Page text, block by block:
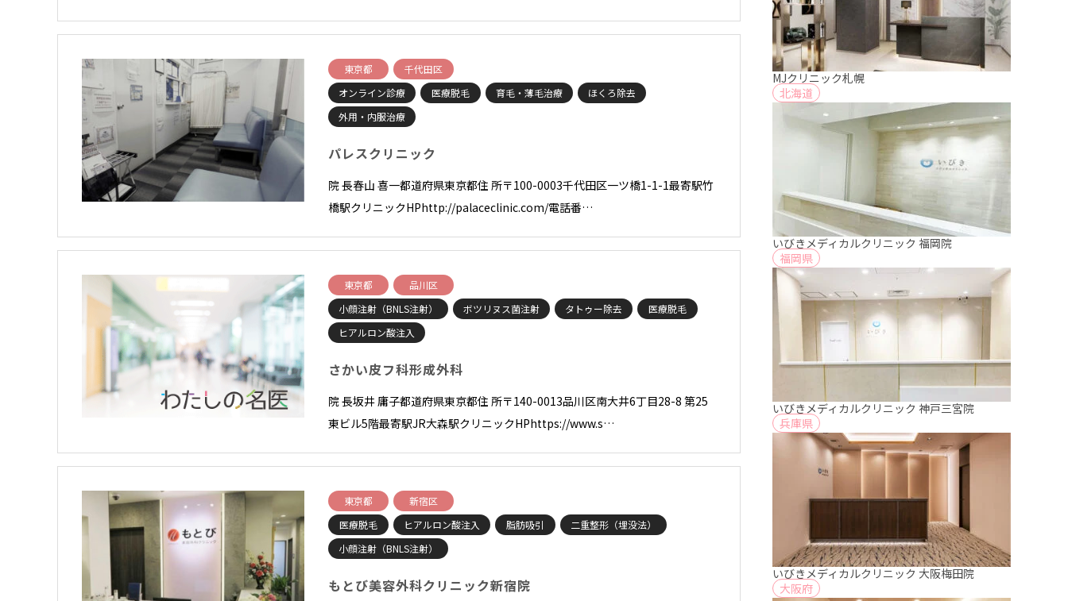
東京都
千代田区
オンライン診療
医療脱毛 育毛・薄毛治療
ほくろ除去
外用・内服治療
パレスクリニック
院 長春山 喜一都道府県東京都住 所〒100-0003千代田区一ツ橋1-1-1最寄駅竹
橋駅クリニックHPhttp://palaceclinic.com/電話番…
東京都
品川区
小顔注射（BNLS注射）
ボツリヌス菌注射 タトゥー除去
医療脱毛
ヒアルロン酸注入
さかい皮フ科形成外科
院 長坂井 庸子都道府県東京都住 所〒140-0013品川区南大井6丁目28-8 第25
東ビル5階最寄駅JR大森駅クリニックHPhttps://www.s…
東京都
新宿区
医療脱毛
ヒアルロン酸注入 脂肪吸引
二重整形（埋没法）
小顔注射（BNLS注射）
もとび美容外科クリニック新宿院
MJクリニック札幌
北海道
いびきメディカルクリニック 福岡院
福岡県
いびきメディカルクリニック 神戸三宮院
兵庫県
いびきメディカルクリニック 大阪梅田院
大阪府